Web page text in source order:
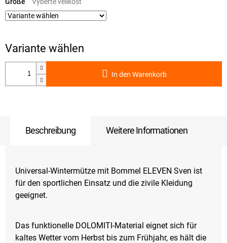
In den Warenkorb
Beschreibung Weitere Informationen
Universal-Wintermütze mit Bommel ELEVEN Sven ist
für den sportlichen Einsatz und die zivile Kleidung
geeignet.
Das funktionelle DOLOMITI-Material eignet sich für
kaltes Wetter vom Herbst bis zum Frühjahr, es hält die